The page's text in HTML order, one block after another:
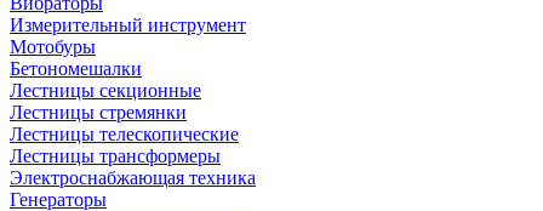
Измерительный инструмент
Мотобуры
Бетономешалки
Лестницы секционные
Лестницы стремянки
Лестницы телескопические
Лестницы трансформеры
Электроснабжающая техника
Генераторы